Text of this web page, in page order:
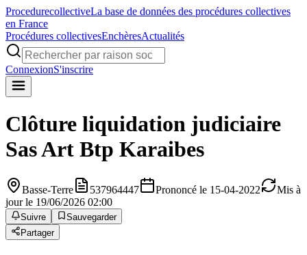
ProcedurecollectiveLa base de données des procédures collectives
en France
Procédures collectivesEnchèresActualités
ConnexionS'inscrire
Clôture liquidation judiciaire
Sas Art Btp Karaibes
Basse-Terre 537964447 Prononcé le 15-04-2022
Mis à
jour le 19/06/2026 02:00
Suivre
Sauvegarder
Partager